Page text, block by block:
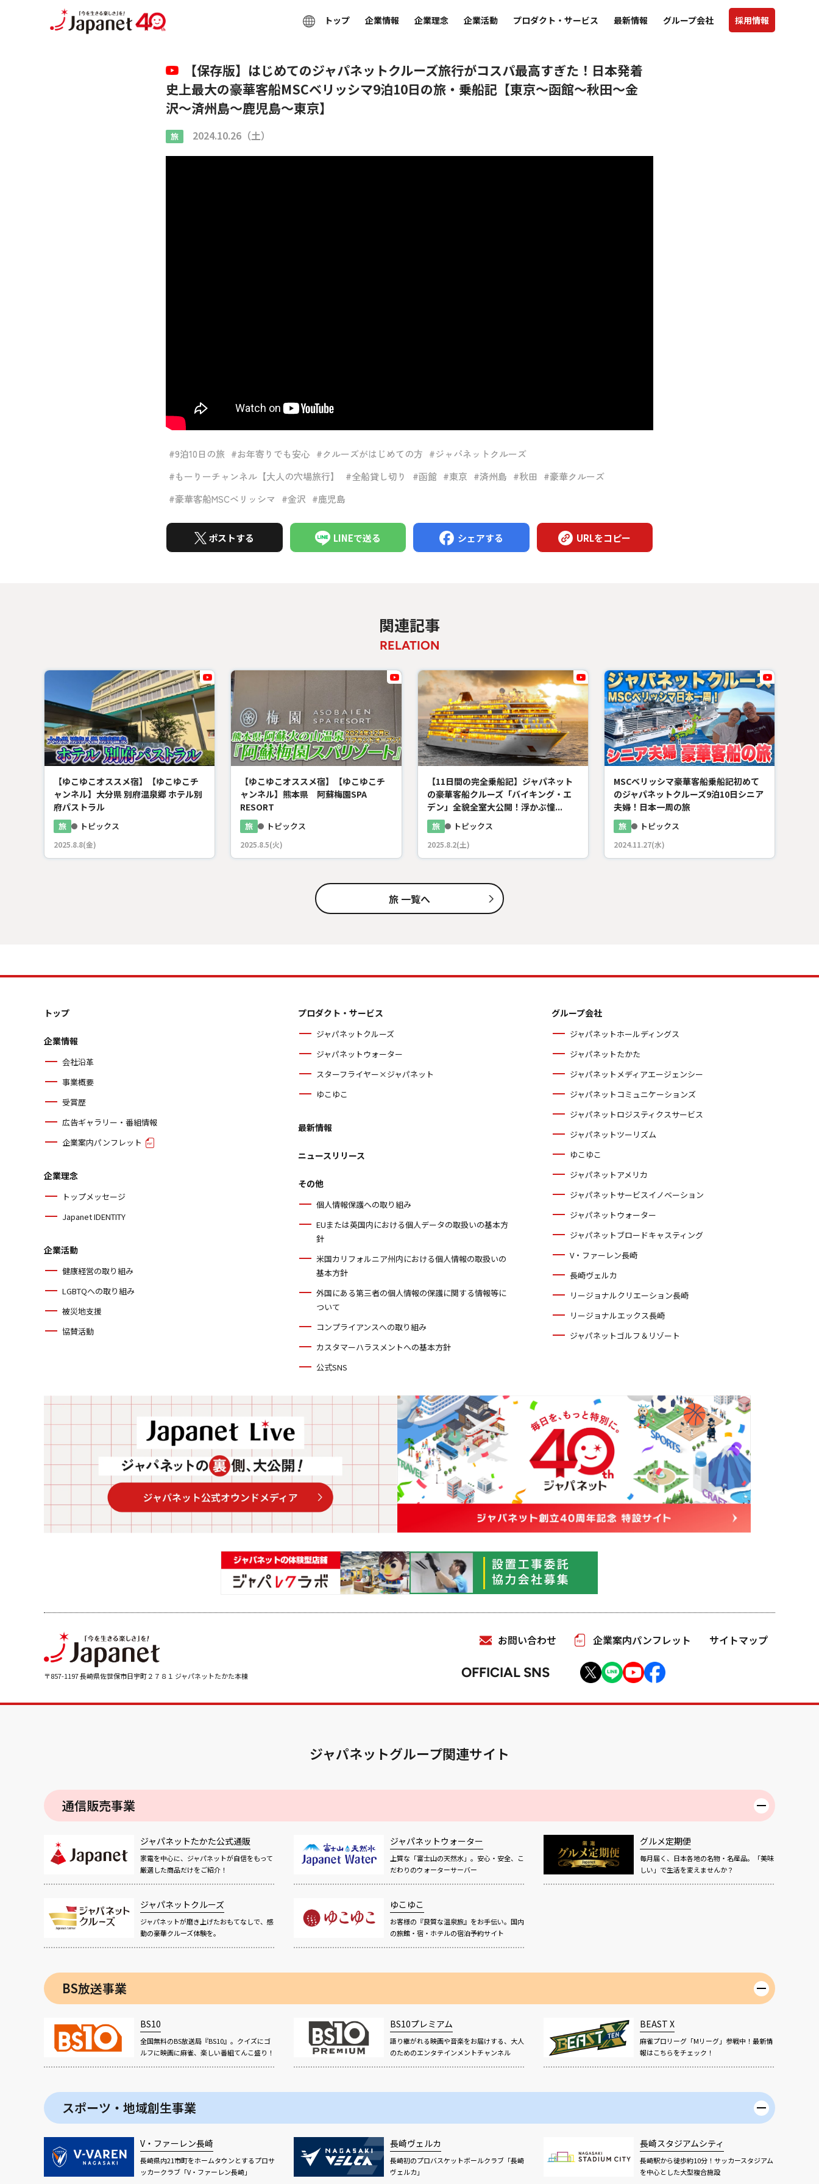
トップ 企業情報 企業理念 企業活動 プロダクト・サービス 最新情報 グループ会社 採用情報
【保存版】はじめてのジャパネットクルーズ旅行がコスパ最高すぎた！日本発着
史上最大の豪華客船MSCベリッシマ9泊10日の旅・乗船記【東京〜函館〜秋田〜金
沢〜済州島〜鹿児島〜東京】
旅 2024.10.26（土）
#9泊10日の旅 #お年寄りでも安心 #クルーズがはじめての方 #ジャパネットクルーズ
#もーりーチャンネル【大人の穴場旅行】
#全船貸し切り #函館 #東京 #済州島 #秋田
#豪華クルーズ
#豪華客船MSCベリッシマ
#金沢 #鹿児島
ポストする LINEで送る シェアする URLをコピー
関連記事
RELATION
【ゆこゆこオススメ宿】【ゆこゆこチ
ャンネル】大分県 別府温泉郷 ホテル別
府パストラル
旅 トピックス
2025.8.8(金)
【ゆこゆこオススメ宿】【ゆこゆこチ
ャンネル】熊本県 阿蘇梅園SPA
RESORT
旅 トピックス
2025.8.5(火)
【11日間の完全乗船記】ジャパネット
の豪華客船クルーズ「バイキング・エ
デン」全貌全室大公開！浮かぶ憧...
旅 トピックス
2025.8.2(土)
MSCベリッシマ豪華客船乗船記初めて
のジャパネットクルーズ9泊10日シニア
夫婦！日本一周の旅
旅 トピックス
2024.11.27(水)
旅 一覧へ
トップ
企業情報
会社沿革
事業概要
受賞歴
広告ギャラリー・番組情報
企業案内パンフレット
企業理念
トップメッセージ
Japanet IDENTITY
企業活動
健康経営の取り組み
LGBTQへの取り組み
被災地支援
協賛活動
プロダクト・サービス
ジャパネットクルーズ
ジャパネットウォーター
スターフライヤー×ジャパネット
ゆこゆこ
最新情報
ニュースリリース
その他
個人情報保護への取り組み
EUまたは英国内における個人データの取扱いの基本方
針
米国カリフォルニア州内における個人情報の取扱いの
基本方針
外国にある第三者の個人情報の保護に関する情報等に
ついて
コンプライアンスへの取り組み
カスタマーハラスメントへの基本方針
公式SNS
グループ会社
ジャパネットホールディングス
ジャパネットたかた
ジャパネットメディアエージェンシー
ジャパネットコミュニケーションズ
ジャパネットロジスティクスサービス
ジャパネットツーリズム
ゆこゆこ
ジャパネットアメリカ
ジャパネットサービスイノベーション
ジャパネットウォーター
ジャパネットブロードキャスティング
V・ファーレン長崎
長崎ヴェルカ
リージョナルクリエーション長崎
リージョナルエックス長崎
ジャパネットゴルフ＆リゾート
〒857-1197 長崎県佐世保市日宇町２７８１ ジャパネットたかた本棟
お問い合わせ 企業案内パンフレット サイトマップ
OFFICIAL SNS
ジャパネットグループ関連サイト
通信販売事業
ジャパネットたかた公式通販
家電を中心に、ジャパネットが自信をもって
厳選した商品だけをご紹介！
ジャパネットウォーター
上質な「富士山の天然水」。安心・安全、こ
だわりのウォーターサーバー
グルメ定期便
毎月届く、日本各地の名物・名産品。「美味
しい」で生活を変えませんか？
ジャパネットクルーズ
ジャパネットが磨き上げたおもてなしで、感
動の豪華クルーズ体験を。
ゆこゆこ
お客様の『良質な温泉旅』をお手伝い。国内
の旅館・宿・ホテルの宿泊予約サイト
BS放送事業
BS10
全国無料のBS放送局『BS10』。クイズにゴ
ルフに映画に麻雀、楽しい番組てんこ盛り！
BS10プレミアム
語り継がれる映画や音楽をお届けする、大人
のためのエンタテインメントチャンネル
BEAST X
麻雀プロリーグ「Mリーグ」参戦中！最新情
報はこちらをチェック！
スポーツ・地域創生事業
V・ファーレン長崎
長崎県内21市町をホームタウンとするプロサ
ッカークラブ「V・ファーレン長崎」
長崎ヴェルカ
長崎初のプロバスケットボールクラブ「長崎
ヴェルカ」
長崎スタジアムシティ
長崎駅から徒歩約10分！サッカースタジアム
を中心とした大型複合施設